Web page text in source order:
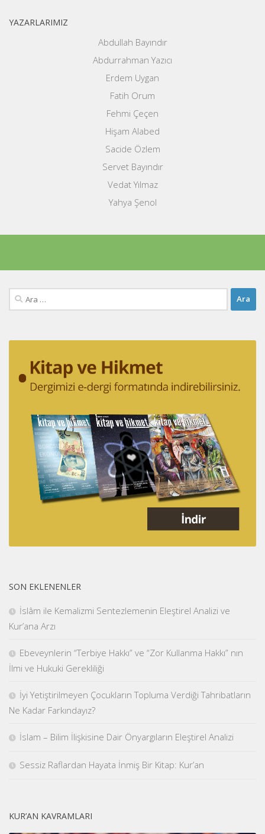
YAZARLARIMIZ
Abdullah Bayındır
Abdurrahman Yazıcı
Erdem Uygan
Fatih Orum
Fehmi Çeçen
Hişam Alabed
Sacide Özlem
Servet Bayındır
Vedat Yılmaz
Yahya Şenol
Arama:
SON EKLENENLER
İslâm ile Kemalizmi Sentezlemenin Eleştirel Analizi ve
Kur’ana Arzı
Ebeveynlerin “Terbiye Hakkı” ve “Zor Kullanma Hakkı” nın
İlmi ve Hukuki Gerekliliği
İyi Yetiştirilmeyen Çocukların Topluma Verdiği Tahribatların
Ne Kadar Farkındayız?
İslam – Bilim İlişkisine Dair Önyargıların Eleştirel Analizi
Sessiz Raflardan Hayata İnmiş Bir Kitap: Kur’an
KUR’AN KAVRAMLARI